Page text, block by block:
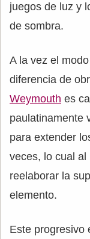
juegos de luz y
de sombra.
A la vez el
diferencia de
Weymouth es
paulatinamente
para extender
veces, lo cual
reelaborar la
elemento.
Este progresivo